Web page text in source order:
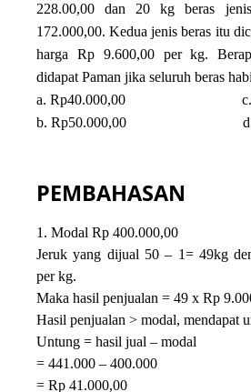
228.00,00 dan 20 kg beras
172.000,00. Kedua jenis beras itu
harga Rp 9.600,00 per kg.
didapat Paman jika seluruh beras
a. Rp40.000,00 c. Rp
b. Rp50.000,00 d. Rp
PEMBAHASAN
1. Modal Rp 400.000,00
Jeruk yang dijual 50 – 1= 49kg
per kg.
Maka hasil penjualan = 49 x Rp
Hasil penjualan > modal, mendapat
Untung = hasil jual – modal
= 441.000 – 400.000
= Rp 41.000,00